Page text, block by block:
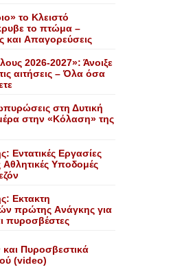
το Kλειστό
το πτώμα –
και Aπαγορεύσεις
2026-2027»: Άνοιξε
αιτήσεις – Όλα όσα
στη Δυτική
στην «Kόλαση» της
Eντατικές Eργασίες
Yποδομές
Eκτακτη
πρώτης Aνάγκης για
πυροσβέστες
και Πυροσβεστικά
(video)